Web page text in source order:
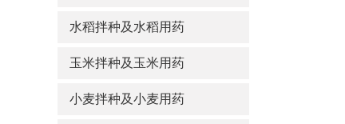
水稻拌种及水稻用药
玉米拌种及玉米用药
小麦拌种及小麦用药